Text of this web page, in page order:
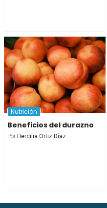
Nutrición
Beneficios del durazno
Por Hercilia Ortiz Díaz